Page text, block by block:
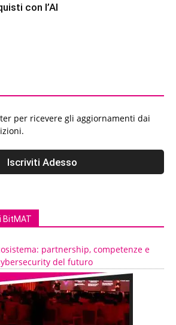
con l’AI
per ricevere gli aggiornamenti dai
BitMAT
partnership, competenze e
del futuro